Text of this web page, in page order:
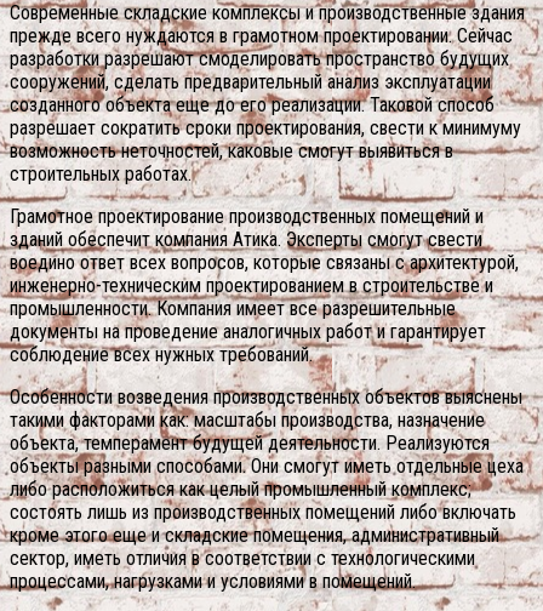
Современные складские комплексы и производственные здания
прежде всего нуждаются в грамотном проектировании. Сейчас
разработки разрешают смоделировать пространство будущих
сооружений, сделать предварительный анализ эксплуатации
созданного объекта еще до его реализации. Таковой способ
разрешает сократить сроки проектирования, свести к минимуму
возможность неточностей, каковые смогут выявиться в
строительных работах.
Грамотное проектирование производственных помещений и
зданий обеспечит компания Атика. Эксперты смогут свести
воедино ответ всех вопросов, которые связаны с архитектурой,
инженерно-техническим проектированием в строительстве и
промышленности. Компания имеет все разрешительные
документы на проведение аналогичных работ и гарантирует
соблюдение всех нужных требований.
Особенности возведения производственных объектов выяснены
такими факторами как: масштабы производства, назначение
объекта, темперамент будущей деятельности. Реализуются
объекты разными способами. Они смогут иметь отдельные цеха
либо расположиться как целый промышленный комплекс;
состоять лишь из производственных помещений либо включать
кроме этого еще и складские помещения, административный
сектор, иметь отличия в соответствии с технологическими
процессами, нагрузками и условиями в помещений.